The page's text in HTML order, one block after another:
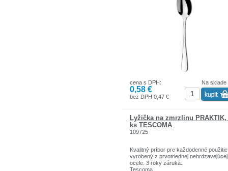
tvaru príboru elegantný vzhľad.
vyleštené plochy, jasné tvary a kvalitný
robia z tohto nadčasového príboru
dokonalosti na jej podstatu.
Typ materiálu: chróm 18/0
Typy povrchovej úpravy: leštené
Vhodné do umývačky riadu:: áno
Na sklade
cena s DPH:
0,58 €
bez DPH 0,47 €
Lyžička na zmrzlinu PRAKTIK,
ks TESCOMA
109725
Kvalitný príbor pre každodenné
vyrobený z prvotriednej nehrdzavejúcej
ocele. 3 roky záruka.
Tescoma